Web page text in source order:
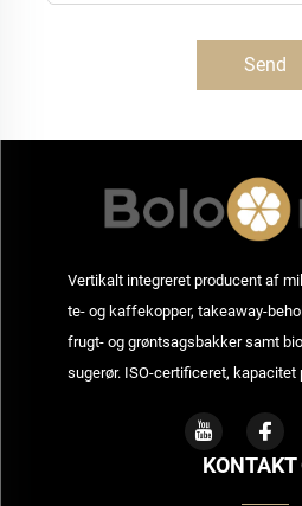
Send
Vertikalt integreret producent af
te- og kaffekopper, takeaway-
frugt- og grøntsagsbakker samt
sugerør. ISO-certificeret, kapacitet
KONTAKT